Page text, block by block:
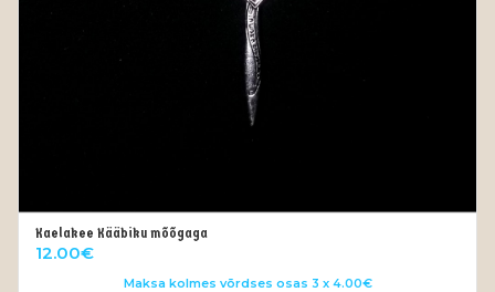
Kaelakee Kääbiku mõõgaga
12.00€
Maksa kolmes võrdses osas 3 x 4.00€